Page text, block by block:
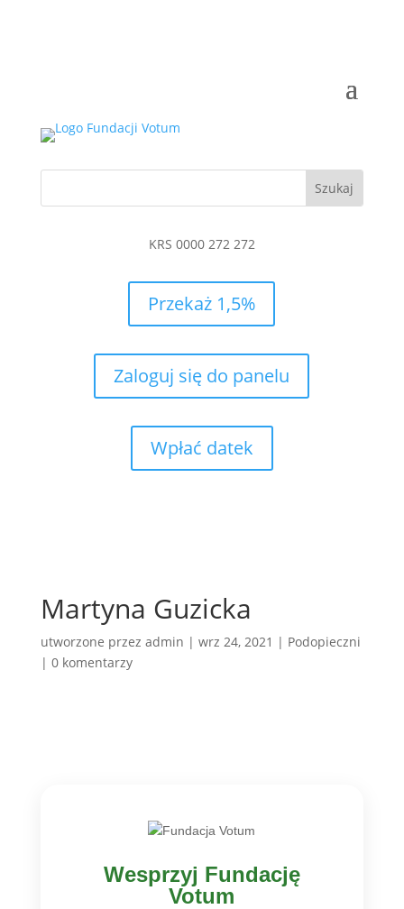
KRS 0000 272 272
Przekaż 1,5%
Zaloguj się do panelu
Wpłać datek
Martyna Guzicka
utworzone przez admin | wrz 24, 2021 | Podopieczni
| 0 komentarzy
Wesprzyj Fundację
Votum